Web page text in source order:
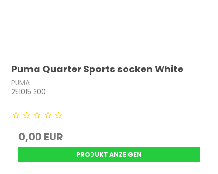
Puma Quarter Sports socken White
PUMA
251015 300
0,00 EUR
PRODUKT ANZEIGEN